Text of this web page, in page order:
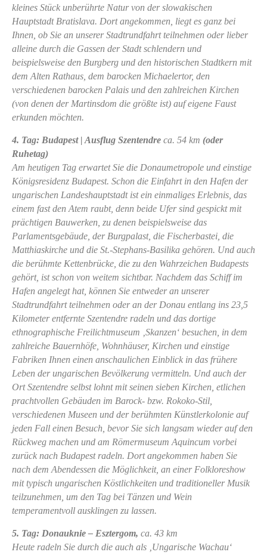
kleines Stück unberührte Natur von der slowakischen
Hauptstadt Bratislava. Dort angekommen, liegt es ganz bei
Ihnen, ob Sie an unserer Stadtrundfahrt teilnehmen oder lieber
alleine durch die Gassen der Stadt schlendern und
beispielsweise den Burgberg und den historischen Stadtkern mit
dem Alten Rathaus, dem barocken Michaelertor, den
verschiedenen barocken Palais und den zahlreichen Kirchen
(von denen der Martinsdom die größte ist) auf eigene Faust
erkunden möchten.
4. Tag: Budapest | Ausflug Szentendre ca. 54 km (oder
Ruhetag)
Am heutigen Tag erwartet Sie die Donaumetropole und einstige
Königsresidenz Budapest. Schon die Einfahrt in den Hafen der
ungarischen Landeshauptstadt ist ein einmaliges Erlebnis, das
einem fast den Atem raubt, denn beide Ufer sind gespickt mit
prächtigen Bauwerken, zu denen beispielsweise das
Parlamentsgebäude, der Burgpalast, die Fischerbastei, die
Matthiaskirche und die St.-Stephans-Basilika gehören. Und auch
die berühmte Kettenbrücke, die zu den Wahrzeichen Budapests
gehört, ist schon von weitem sichtbar. Nachdem das Schiff im
Hafen angelegt hat, können Sie entweder an unserer
Stadtrundfahrt teilnehmen oder an der Donau entlang ins 23,5
Kilometer entfernte Szentendre radeln und das dortige
ethnographische Freilichtmuseum ‚Skanzen‘ besuchen, in dem
zahlreiche Bauernhöfe, Wohnhäuser, Kirchen und einstige
Fabriken Ihnen einen anschaulichen Einblick in das frühere
Leben der ungarischen Bevölkerung vermitteln. Und auch der
Ort Szentendre selbst lohnt mit seinen sieben Kirchen, etlichen
prachtvollen Gebäuden im Barock- bzw. Rokoko-Stil,
verschiedenen Museen und der berühmten Künstlerkolonie auf
jeden Fall einen Besuch, bevor Sie sich langsam wieder auf den
Rückweg machen und am Römermuseum Aquincum vorbei
zurück nach Budapest radeln. Dort angekommen haben Sie
nach dem Abendessen die Möglichkeit, an einer Folkloreshow
mit typisch ungarischen Köstlichkeiten und traditioneller Musik
teilzunehmen, um den Tag bei Tänzen und Wein
temperamentvoll ausklingen zu lassen.
5. Tag: Donauknie – Esztergom, ca. 43 km
Heute radeln Sie durch die auch als ‚Ungarische Wachau‘